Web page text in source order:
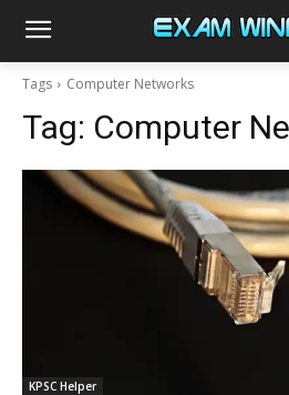
Tags Computer Networks
Tag: Computer
KPSC Helper